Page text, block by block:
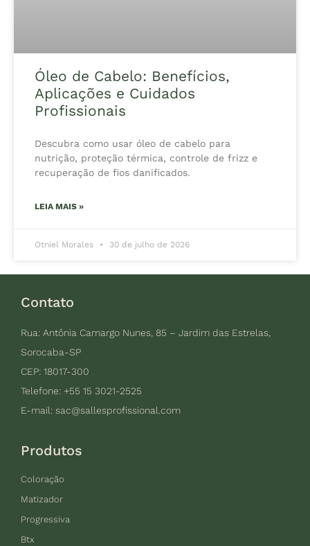
Óleo de Cabelo: Benefícios,
Aplicações e Cuidados
Profissionais
Descubra como usar óleo de cabelo para
nutrição, proteção térmica, controle de frizz e
recuperação de fios danificados.
LEIA MAIS »
Otniel Morales 30 de julho de 2026
Contato
Rua: Antônia Camargo Nunes, 85 – Jardim das Estrelas,
Sorocaba-SP
CEP: 18017-300
Telefone: +55 15 3021-2525
E-mail: sac@sallesprofissional.com
Produtos
Coloração
Matizador
Progressiva
Btx